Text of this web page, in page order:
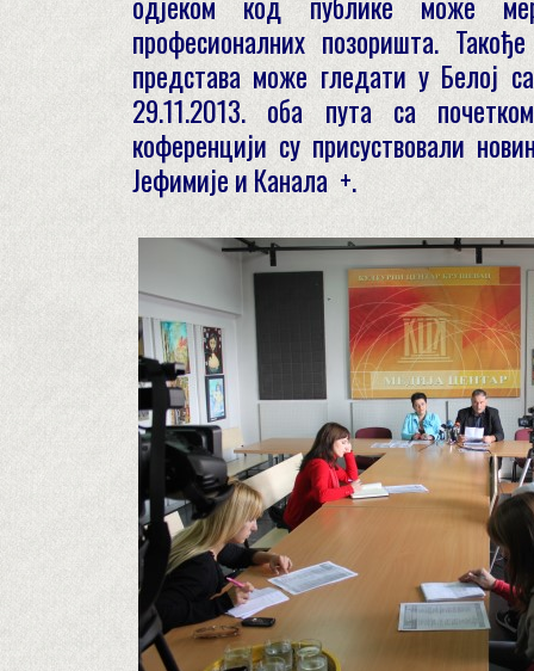
професионалних позоришта.
представа може гледати у Белој
29.11.2013. оба пута са
коференцији су присуствовали
Јефимије и Канала +.